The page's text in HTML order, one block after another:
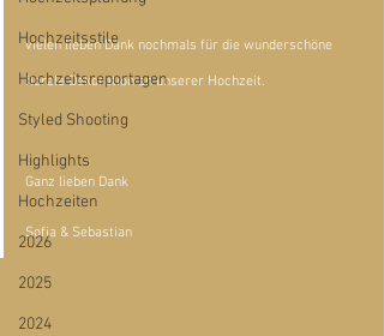
Hochzeitsstile
Hochzeitsreportagen
Styled Shooting
Highlights
Hochzeiten
2026
2025
2024
vielen lieben Dank nochmals für die wunderschöne
florale Dekoration an unserer Hochzeit.
Ganz lieben Dank
Sofia & Sebastian